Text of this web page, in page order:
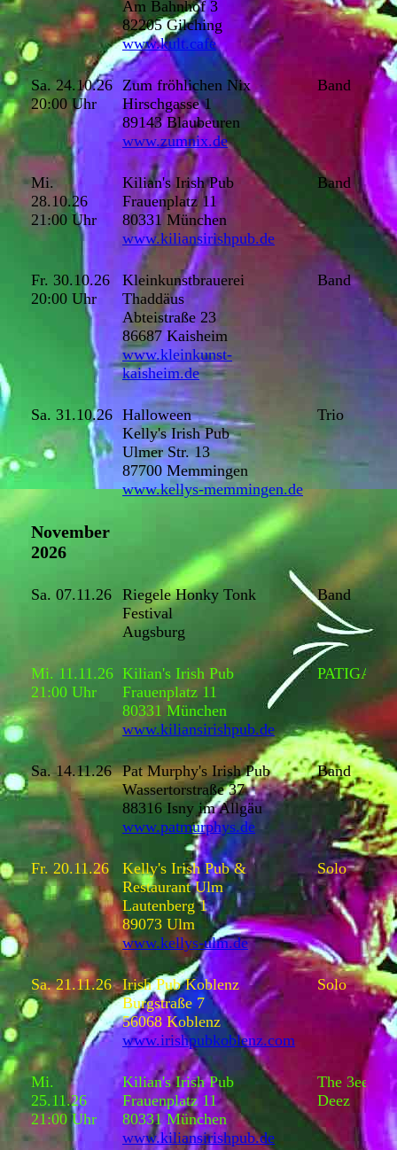
Am Bahnhof 3
82205 Gilching
www.kult.cafe
Sa. 24.10.26
20:00 Uhr
Zum fröhlichen Nix
Hirschgasse 1
89143 Blaubeuren
www.zumnix.de
Band
Mi.
28.10.26
21:00 Uhr
Kilian's Irish Pub
Frauenplatz 11
80331 München
www.kiliansirishpub.de
Band
Fr. 30.10.26
20:00 Uhr
Kleinkunstbrauerei
Thaddäus
Abteistraße 23
86687 Kaisheim
www.kleinkunst-
kaisheim.de
Band
Sa. 31.10.26 Halloween
Kelly's Irish Pub
Ulmer Str. 13
87700 Memmingen
www.kellys-memmingen.de
Trio
November
2026
Sa. 07.11.26 Riegele Honky Tonk
Festival
Augsburg
Band
Mi. 11.11.26
21:00 Uhr
Kilian's Irish Pub
Frauenplatz 11
80331 München
www.kiliansirishpub.de
PATIGA
Sa. 14.11.26 Pat Murphy's Irish Pub
Wassertorstraße 37
88316 Isny im Allgäu
www.patmurphys.de
Band
Fr. 20.11.26
Kelly's Irish Pub &
Restaurant Ulm
Lautenberg 1
89073 Ulm
www.kellys-ulm.de
Solo
Sa. 21.11.26 Irish Pub Koblenz
Burgstraße 7
56068 Koblenz
www.irishpubkoblenz.com
Solo
Mi.
25.11.26
21:00 Uhr
Kilian's Irish Pub
Frauenplatz 11
80331 München
www.kiliansirishpub.de
The 3ee
Deez